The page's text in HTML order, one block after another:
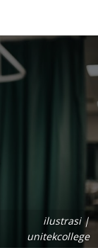
ilustrasi |
unitekcollege